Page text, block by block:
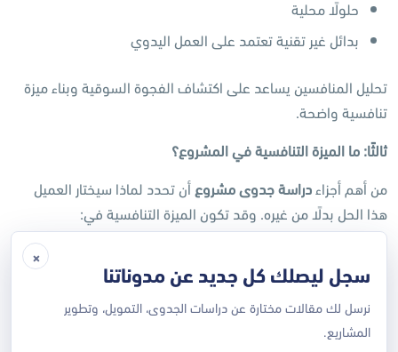
حلولًا محلية
بدائل غير تقنية تعتمد على العمل اليدوي
تحليل المنافسين يساعد على اكتشاف الفجوة السوقية وبناء ميزة
تنافسية واضحة.
ثالثًا: ما الميزة التنافسية في المشروع؟
من أهم أجزاء دراسة جدوى مشروع أن تحدد لماذا سيختار العميل
هذا الحل بدلًا من غيره. وقد تكون الميزة التنافسية في:
دعم اللغة العربية
سهولة الاستخدام
×
سجل ليصلك كل جديد عن مدوناتنا
نرسل لك مقالات مختارة عن دراسات الجدوى، التمويل، وتطوير
المشاريع.